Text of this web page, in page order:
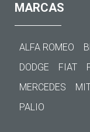
MARCAS
ALFA ROMEO
DODGE
FIAT
MERCEDES
PALIO